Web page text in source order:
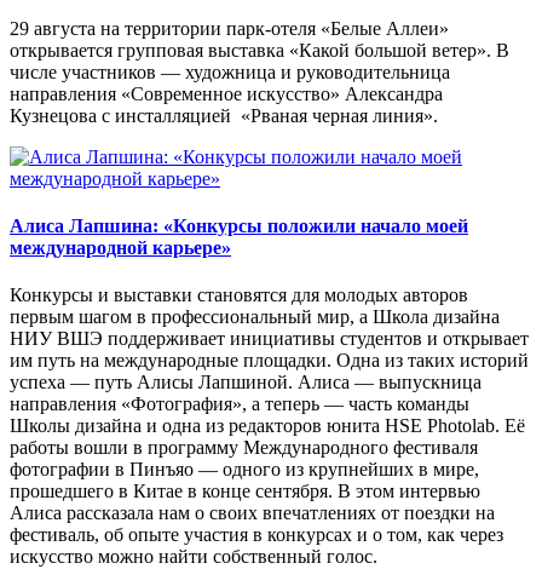
29 августа на территории парк-отеля «Белые Аллеи»
открывается групповая выставка «Какой большой ветер». В
числе участников — художница и руководительница
направления «Современное искусство» Александра
Кузнецова с инсталляцией «Рваная черная линия».
Алиса Лапшина: «Конкурсы положили начало моей
международной карьере»
Конкурсы и выставки становятся для молодых авторов
первым шагом в профессиональный мир, а Школа дизайна
НИУ ВШЭ поддерживает инициативы студентов и открывает
им путь на международные площадки. Одна из таких историй
успеха — путь Алисы Лапшиной. Алиса — выпускница
направления «Фотография», а теперь — часть команды
Школы дизайна и одна из редакторов юнита HSE Photolab. Её
работы вошли в программу Международного фестиваля
фотографии в Пинъяо — одного из крупнейших в мире,
прошедшего в Китае в конце сентября. В этом интервью
Алиса рассказала нам о своих впечатлениях от поездки на
фестиваль, об опыте участия в конкурсах и о том, как через
искусство можно найти собственный голос.